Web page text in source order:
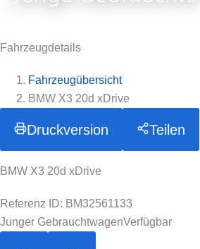
Fahrzeugdetails
Fahrzeugübersicht
BMW X3 20d xDrive
Druckversion Teilen
BMW X3 20d xDrive
Referenz ID: BM32561133
Junger GebrauchtwagenVerfügbar